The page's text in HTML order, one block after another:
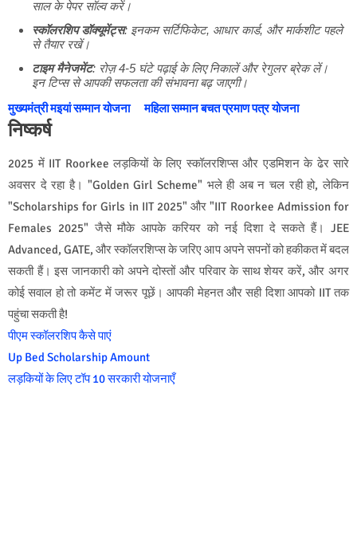
साल के पेपर सॉल्व करें।
स्कॉलरशिप डॉक्यूमेंट्स: इनकम सर्टिफिकेट, आधार कार्ड, और मार्कशीट पहले
से तैयार रखें।
टाइम मैनेजमेंट: रोज़ 4-5 घंटे पढ़ाई के लिए निकालें और रेगुलर ब्रेक लें।
इन टिप्स से आपकी सफलता की संभावना बढ़ जाएगी।
मुख्यमंत्री मइयां सम्मान योजना महिला सम्मान बचत प्रमाण पत्र योजना
निष्कर्ष
2025 में IIT Roorkee लड़कियों के लिए स्कॉलरशिप्स और एडमिशन के ढेर सारे
अवसर दे रहा है। "Golden Girl Scheme" भले ही अब न चल रही हो, लेकिन
"Scholarships for Girls in IIT 2025" और "IIT Roorkee Admission for
Females 2025" जैसे मौके आपके करियर को नई दिशा दे सकते हैं। JEE
Advanced, GATE, और स्कॉलरशिप्स के जरिए आप अपने सपनों को हकीकत में बदल
सकती हैं। इस जानकारी को अपने दोस्तों और परिवार के साथ शेयर करें, और अगर
कोई सवाल हो तो कमेंट में जरूर पूछें। आपकी मेहनत और सही दिशा आपको IIT तक
पहुंचा सकती है!
पीएम स्कॉलरशिप कैसे पाएं
Up Bed Scholarship Amount
लड़कियों के लिए टॉप 10 सरकारी योजनाएँ